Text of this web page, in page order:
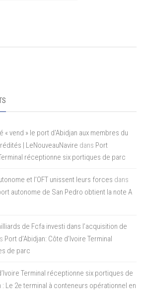
« vend » le port d'Abidjan aux membres du
| LeNouveauNavire dans Port
réceptionne six portiques de parc
et l’OFT unissent leurs forces dans
autonome de San Pedro obtient la note A
de Fcfa investi dans l’acquisition de
Port d’Abidjan: Côte d’Ivoire Terminal
de parc
Terminal réceptionne six portiques de
: Le 2e terminal à conteneurs opérationnel en